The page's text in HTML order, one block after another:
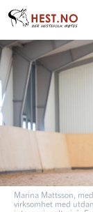
Marina Mattsson,
virksomhet med